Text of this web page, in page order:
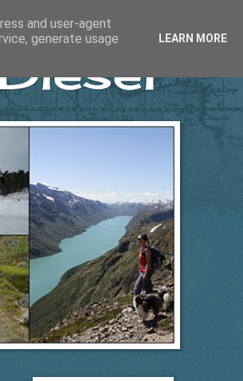
and user-agent
generate usage
LEARN MORE